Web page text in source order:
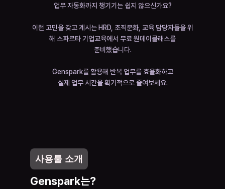
업무 자동화까지 챙기기는 쉽지 않으신가요?
이런 고민을 갖고 계시는 HRD, 조직문화, 교육 담당자들을 위
해 스파르타 기업교육에서 무료 원데이클래스를
준비했습니다.
Genspark를 활용해 반복 업무를 효율화하고
실제 업무 시간을 획기적으로 줄여보세요.
사용툴 소개
Genspark는?